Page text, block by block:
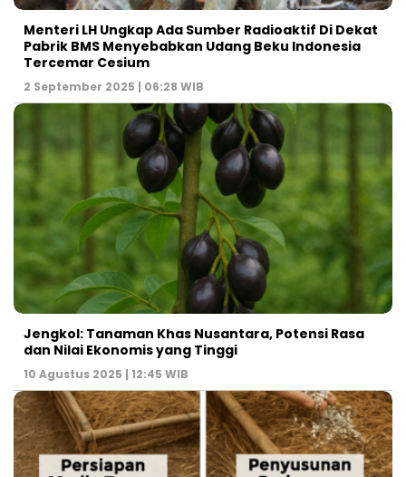
Menteri LH Ungkap Ada Sumber Radioaktif Di Dekat
Pabrik BMS Menyebabkan Udang Beku Indonesia
Tercemar Cesium
2 September 2025 | 06:28 WIB
Jengkol: Tanaman Khas Nusantara, Potensi Rasa
dan Nilai Ekonomis yang Tinggi
10 Agustus 2025 | 12:45 WIB